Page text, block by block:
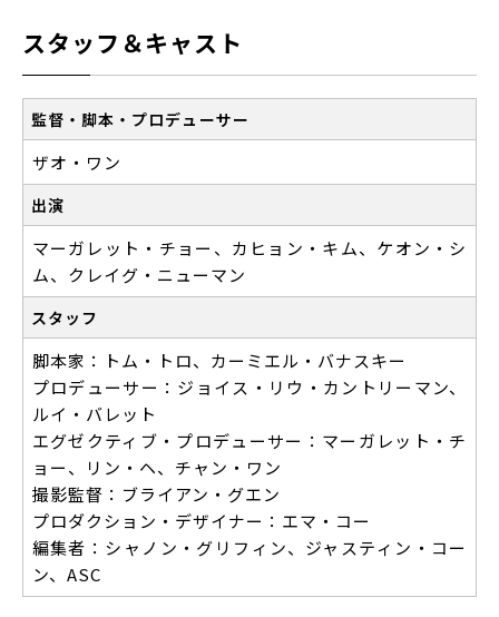
スタッフ＆キャスト
監督・脚本・プロデューサー
ザオ・ワン
出演
マーガレット・チョー、カヒョン・キム、ケオン・シ
ム、クレイグ・ニューマン
スタッフ
脚本家：トム・トロ、カーミエル・バナスキー
プロデューサー：ジョイス・リウ・カントリーマン、
ルイ・バレット
エグゼクティブ・プロデューサー：マーガレット・チ
ョー、リン・ヘ、チャン・ワン
撮影監督：ブライアン・グエン
プロダクション・デザイナー：エマ・コー
編集者：シャノン・グリフィン、ジャスティン・コー
ン、ASC